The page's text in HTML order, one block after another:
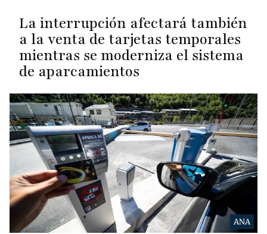
La interrupción afectará también
a la venta de tarjetas temporales
mientras se moderniza el sistema
de aparcamientos
ANA